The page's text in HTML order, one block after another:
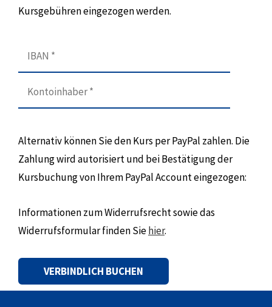
Kursgebühren eingezogen werden.
Alternativ können Sie den Kurs per PayPal zahlen. Die
Zahlung wird autorisiert und bei Bestätigung der
Kursbuchung von Ihrem PayPal Account eingezogen:
Informationen zum Widerrufsrecht sowie das
Widerrufsformular finden Siehier.